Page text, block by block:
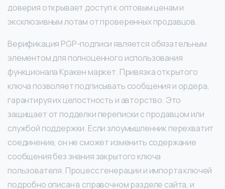
доверия открывает доступ к оптовым ценам и
эксклюзивным лотам от проверенных продавцов.
Верификация PGP-подписи является обязательным
элементом для полноценного использования
функционала Кракен маркет. Привязка открытого
ключа позволяет подписывать сообщения и ордера,
гарантируя их целостность и авторство. Это
защищает от подделки переписки с продавцом или
службой поддержки. Если злоумышленник перехватит
соединение, он не сможет изменить содержание
сообщения без знания закрытого ключа
пользователя. Процесс генерации и импорта ключей
подробно описан в справочном разделе сайта, и